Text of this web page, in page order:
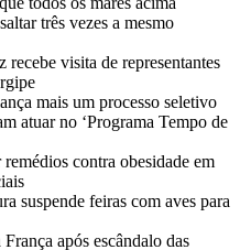
três vezes a mesmo
visita de representantes
mais um processo seletivo
atuar no ‘Programa Tempo de
contra obesidade em
suspende feiras com aves para
após escândalo das